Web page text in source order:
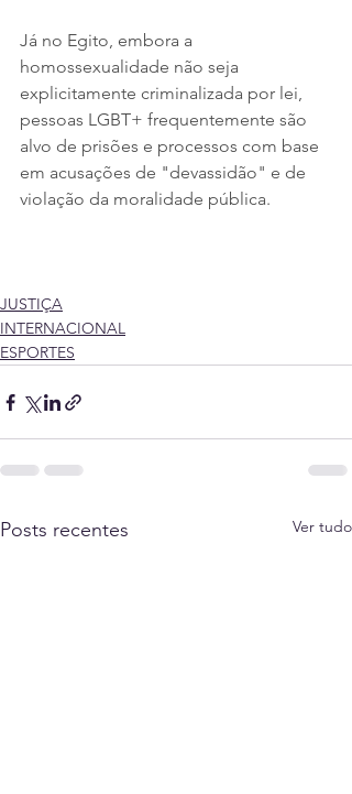
Já no Egito, embora a
homossexualidade não seja
explicitamente criminalizada por lei,
pessoas LGBT+ frequentemente são
alvo de prisões e processos com base
em acusações de "devassidão" e de
violação da moralidade pública.
JUSTIÇA
INTERNACIONAL
ESPORTES
Posts recentes Ver tudo